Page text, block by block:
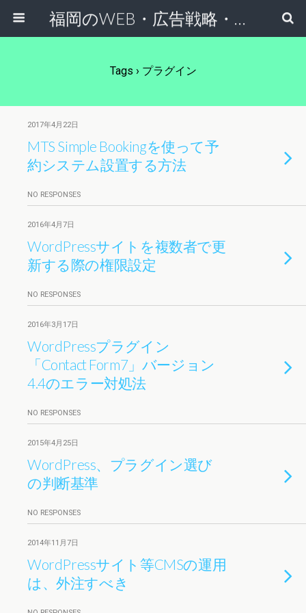
福岡のWEB・広告戦略・ネット集客コンサルのスケールフリーネットワーク
Tags › プラグイン
2017年4月22日
MTS Simple Bookingを使って予
約システム設置する方法
NO RESPONSES
2016年4月7日
WordPressサイトを複数者で更
新する際の権限設定
NO RESPONSES
2016年3月17日
WordPressプラグイン
「Contact Form7」バージョン
4.4のエラー対処法
NO RESPONSES
2015年4月25日
WordPress、プラグイン選び
の判断基準
NO RESPONSES
2014年11月7日
WordPressサイト等CMSの運用
は、外注すべき